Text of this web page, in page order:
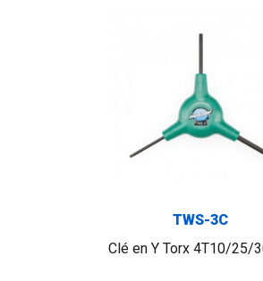
TWS-3C
Clé en Y Torx 4T10/25/